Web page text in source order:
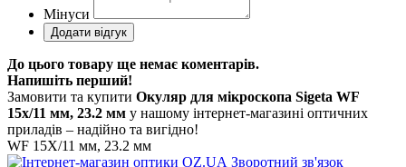
Мінуси
До цього товару ще немає коментарів.
Напишіть перший!
Замовити та купити Окуляр для мікроскопа Sigeta WF
15x/11 мм, 23.2 мм у нашому інтернет-магазині оптичних
приладів – надійно та вигідно!
WF 15X/11 мм, 23.2 мм
Зворотний зв'язок